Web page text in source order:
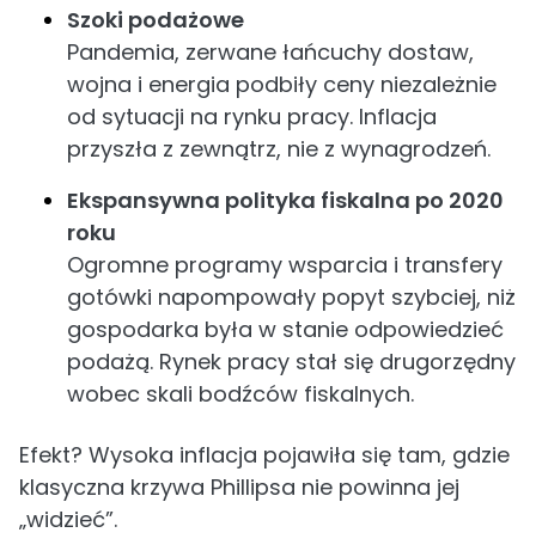
Szoki podażowe
Pandemia, zerwane łańcuchy dostaw,
wojna i energia podbiły ceny niezależnie
od sytuacji na rynku pracy. Inflacja
przyszła z zewnątrz, nie z wynagrodzeń.
Ekspansywna polityka fiskalna po 2020
roku
Ogromne programy wsparcia i transfery
gotówki napompowały popyt szybciej, niż
gospodarka była w stanie odpowiedzieć
podażą. Rynek pracy stał się drugorzędny
wobec skali bodźców fiskalnych.
Efekt? Wysoka inflacja pojawiła się tam, gdzie
klasyczna krzywa Phillipsa nie powinna jej
„widzieć”.